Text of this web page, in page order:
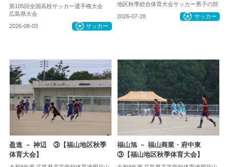
第105回全国高校サッカー選手権大会
広島県大会
2026-08-03 サッカー
地区秋季総合体育大会サッカー男子の部
2026-07-28 サッカー
盈進 － 神辺 ③【福山地区秋季
体育大会】
福山旭 － 福山商業・府中東
③【福山地区秋季体育大会】